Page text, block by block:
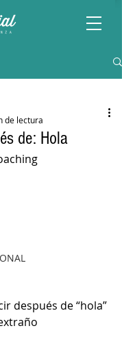
de: Hola
de lectura
después de “hola”